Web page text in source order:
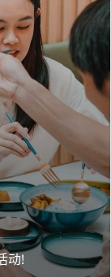
动!